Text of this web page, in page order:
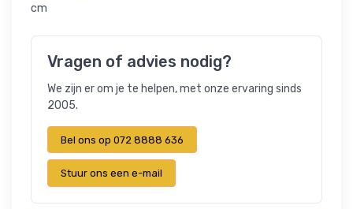
cm
Vragen of advies nodig?
We zijn er om je te helpen, met onze ervaring sinds
2005.
Bel ons op 072 8888 636
Stuur ons een e-mail